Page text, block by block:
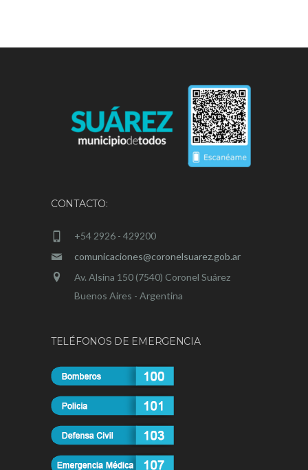
CONTACTO:
+54 2926 - 429200
comunicaciones@coronelsuarez.gob.ar
Av. Alsina 150 (7540) Coronel Suárez
Buenos Aires - Argentina
TELÉFONOS DE EMERGENCIA